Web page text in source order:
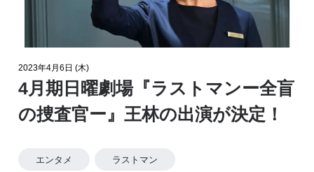
2023年4月6日 (木)
4月期日曜劇場『ラストマンー全盲
の捜査官ー』王林の出演が決定！
エンタメ ラストマン